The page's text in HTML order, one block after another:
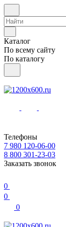
Каталог
По всему сайту
По каталогу
Телефоны
7 980 120-06-00
8 800 301-23-03
Заказать звонок
0
0
0